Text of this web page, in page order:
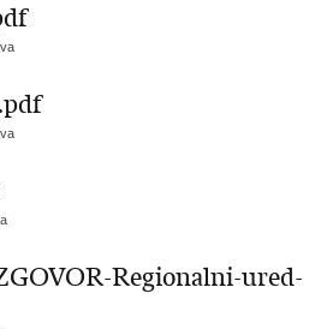
Regionalni-ured-